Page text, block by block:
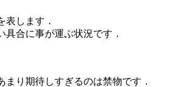
表します．
合に事が運ぶ状況です．
り期待しすぎるのは禁物です．